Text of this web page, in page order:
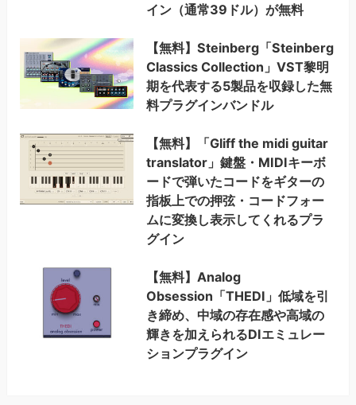
イン（通常39ドル）が無料
【無料】Steinberg「Steinberg
Classics Collection」VST黎明
期を代表する5製品を収録した無
料プラグインバンドル
【無料】「Gliff the midi guitar
translator」鍵盤・MIDIキーボ
ードで弾いたコードをギターの
指板上での押弦・コードフォー
ムに変換し表示してくれるプラ
グイン
【無料】Analog
Obsession「THEDI」低域を引
き締め、中域の存在感や高域の
輝きを加えられるDIエミュレー
ションプラグイン